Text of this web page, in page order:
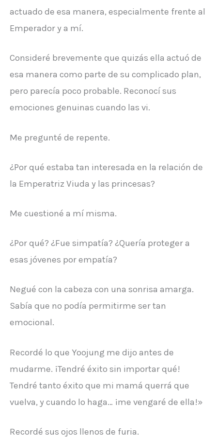
actuado de esa manera, especialmente frente al
Emperador y a mí.
Consideré brevemente que quizás ella actuó de
esa manera como parte de su complicado plan,
pero parecía poco probable. Reconocí sus
emociones genuinas cuando las vi.
Me pregunté de repente.
¿Por qué estaba tan interesada en la relación de
la Emperatriz Viuda y las princesas?
Me cuestioné a mí misma.
¿Por qué? ¿Fue simpatía? ¿Quería proteger a
esas jóvenes por empatía?
Negué con la cabeza con una sonrisa amarga.
Sabía que no podía permitirme ser tan
emocional.
Recordé lo que Yoojung me dijo antes de
mudarme. ¡Tendré éxito sin importar qué!
Tendré tanto éxito que mi mamá querrá que
vuelva, y cuando lo haga… ¡me vengaré de ella!»
Recordé sus ojos llenos de furia.